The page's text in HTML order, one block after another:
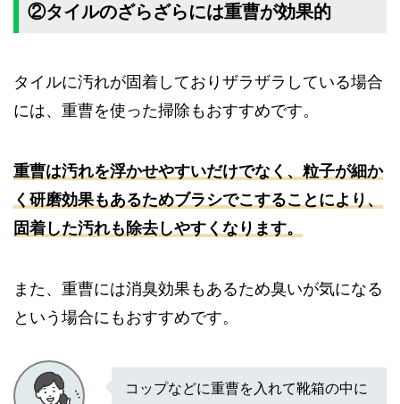
②タイルのざらざらには重曹が効果的
タイルに汚れが固着しておりザラザラしている場合
には、重曹を使った掃除もおすすめです。
重曹は汚れを浮かせやすいだけでなく、粒子が細か
く研磨効果もあるためブラシでこすることにより、
固着した汚れも除去しやすくなります。
また、重曹には消臭効果もあるため臭いが気になる
という場合にもおすすめです。
コップなどに重曹を入れて靴箱の中に